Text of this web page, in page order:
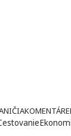
KOMENTÁRE